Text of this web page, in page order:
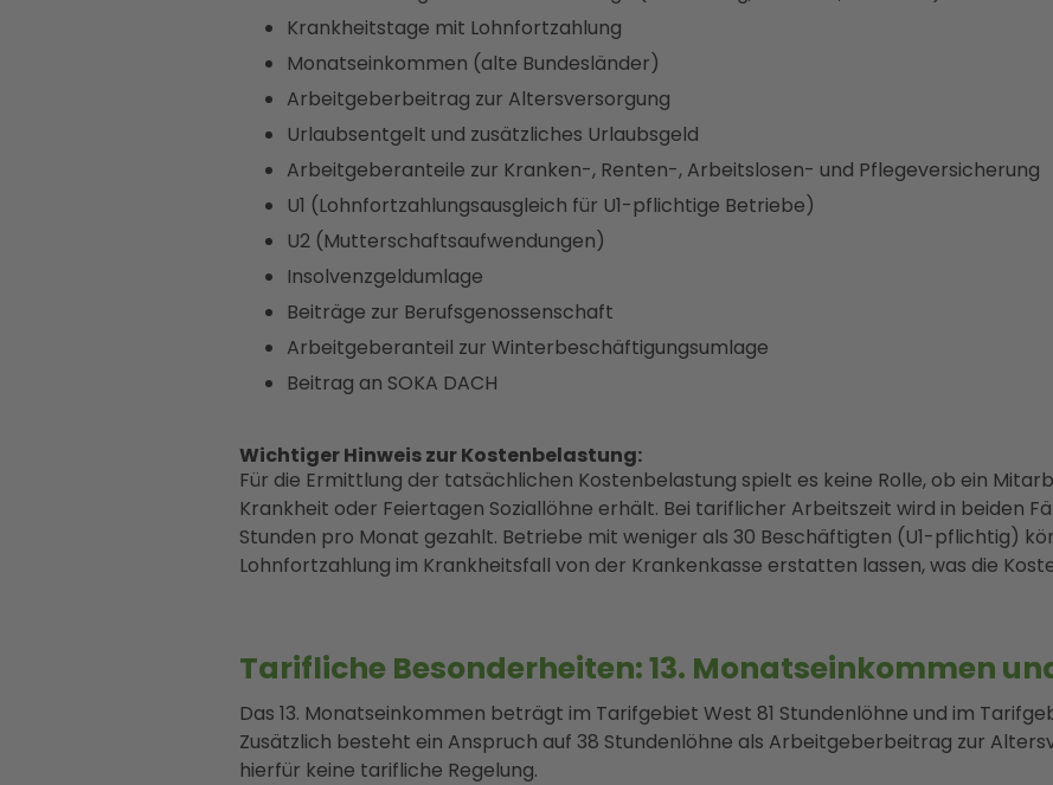
Krankheitstage mit Lohnfortzahlung
Monatseinkommen (alte Bundesländer)
Arbeitgeberbeitrag zur Altersversorgung
Urlaubsentgelt und zusätzliches Urlaubsgeld
Arbeitgeberanteile zur Kranken-, Renten-, Arbeitslosen- und Pflegeversicherung
U1 (Lohnfortzahlungsausgleich für U1-pflichtige Betriebe)
U2 (Mutterschaftsaufwendungen)
Insolvenzgeldumlage
Beiträge zur Berufsgenossenschaft
Arbeitgeberanteil zur Winterbeschäftigungsumlage
Beitrag an SOKA DACH
Wichtiger Hinweis zur Kostenbelastung:
Für die Ermittlung der tatsächlichen Kostenbelastung spielt es keine Rolle, ob ein
Krankheit oder Feiertagen Soziallöhne erhält. Bei tariflicher Arbeitszeit wird in beiden
Stunden pro Monat gezahlt. Betriebe mit weniger als 30 Beschäftigten (U1-pflichtig)
Lohnfortzahlung im Krankheitsfall von der Krankenkasse erstatten lassen, was die
Tarifliche Besonderheiten: 13. Monatseinkommen
Das 13. Monatseinkommen beträgt im Tarifgebiet West 81 Stundenlöhne und im
Zusätzlich besteht ein Anspruch auf 38 Stundenlöhne als Arbeitgeberbeitrag zur
hierfür keine tarifliche Regelung.